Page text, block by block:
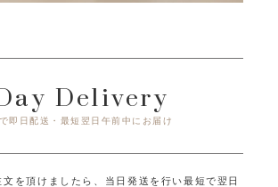
Delivery
即日配送・最短翌日午前中にお届け
文を頂けましたら、当日発送を行い最短で翌日